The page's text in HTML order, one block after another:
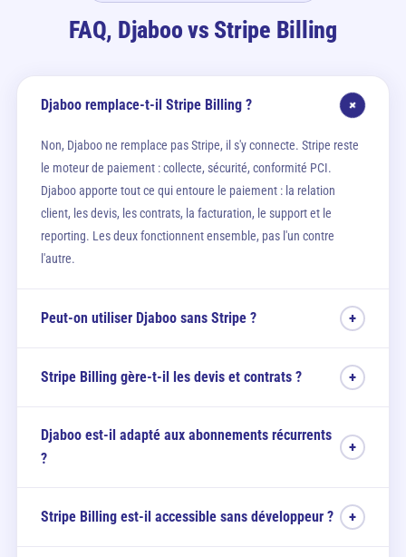
FAQ, Djaboo vs Stripe Billing
Djaboo remplace-t-il Stripe Billing ? +
Non, Djaboo ne remplace pas Stripe, il s'y connecte. Stripe reste
le moteur de paiement : collecte, sécurité, conformité PCI.
Djaboo apporte tout ce qui entoure le paiement : la relation
client, les devis, les contrats, la facturation, le support et le
reporting. Les deux fonctionnent ensemble, pas l'un contre
l'autre.
Peut-on utiliser Djaboo sans Stripe ? +
paiement par virement) sans activation du module Stripe.
vous souhaitez proposer le paiement en ligne à vos clients.
Stripe Billing gère-t-il les devis et contrats ? +
abonnements. Il ne dispose pas de fonctionnalités dedevis
, de
gestion contractuelle
nativement.
Djaboo est-il adapté aux abonnements récurrents
?
+
avec relances automatiques, gestion des impayés et suivi de
Stripe Billing est-il accessible sans développeur ? +